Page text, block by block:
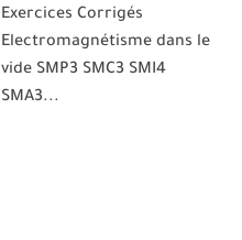
Exercices Corrigés
Electromagnétisme dans le
vide SMP3 SMC3 SMI4
SMA3...